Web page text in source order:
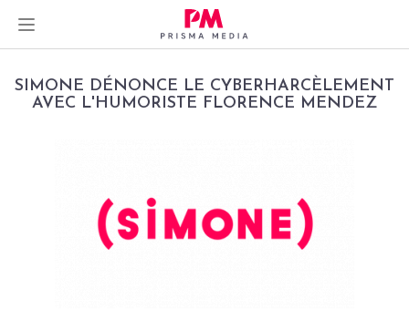
SkipSIMONE DÉNONCE LE CYBERHARCÈLEMENT
AVEC L'HUMORISTE FLORENCE MENDEZ